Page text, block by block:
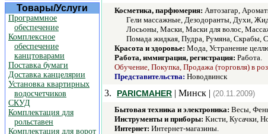
Товары/Услуги
Программное
обеспечение
Комплексное
обеспечение
канцтоварами
Поставка бумаги
Доставка канцелярии
Установка квартирных
водосчетчиков
СКУД
Комплектация для
рольставен
Комплектация для ворот
Косметика, парфюмерия: Автозагар,
Гели массажные, Дезодоранты, Духи,
Лосьоны, Маски, Маски для волос,
Помада жидкая, Пудра, Румяна, Скрабы,
Красота и здоровье: Мода, Устранение
Работа, иммиграция, регистрация: Работа.
Обучение, Покупка, Продажа (торговля) в
Представительства: Новодвинск
3. PARICMAHER | Минск | (20.11.2009)
Бытовая техника и электроника: Весы,
Инструменты и приборы: Кисти, Кусачки,
Интернет: Интернет-магазины.